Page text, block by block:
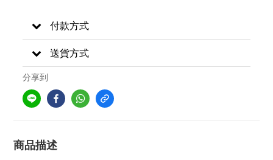
付款方式
送貨方式
分享到
商品描述